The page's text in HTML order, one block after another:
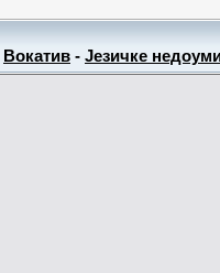
Вокатив - Језичке